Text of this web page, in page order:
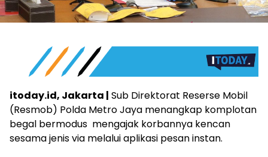
itoday.id, Jakarta | Sub Direktorat Reserse Mobil
(Resmob) Polda Metro Jaya menangkap komplotan
begal bermodus mengajak korbannya kencan
sesama jenis via melalui aplikasi pesan instan.